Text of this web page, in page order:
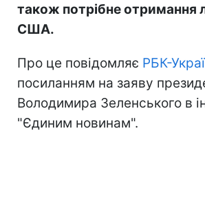
також потрібне отримання
США.
Про це повідомляє РБК-
посиланням на заяву
Володимира Зеленського в
"Єдиним новинам".